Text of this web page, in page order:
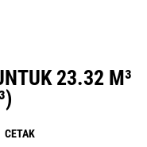
23.32 M³
CETAK